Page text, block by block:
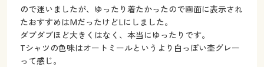
ので迷いましたが、ゆったり着たかったので画面に表示され
たおすすめはMだったけどLにしました。
ダブダブほど大きくはなく、本当にゆったりです。
Tシャツの色味はオートミールというより白っぽい杢グレー
って感じ。